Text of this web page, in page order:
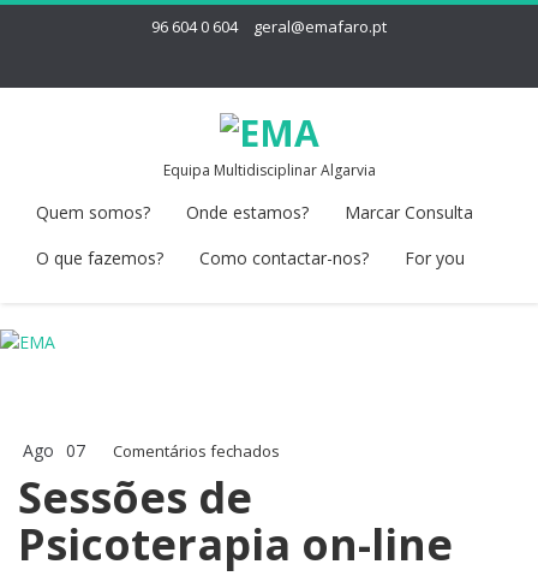
96 604 0 604 geral@emafaro.pt
Equipa Multidisciplinar Algarvia
Quem somos? Onde estamos?
Marcar Consulta
O que fazemos?
Como contactar-nos? For you
Ago 07 Comentários fechados
on-
Sessões de
Psicoterapia on-line